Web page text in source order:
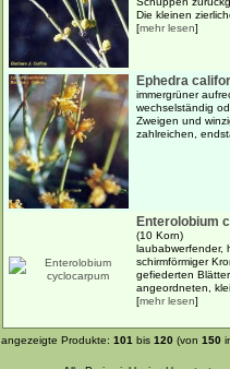
Die kleinen
[mehr lesen]
Ephedra
immergrüner
wechselständig
Zweigen und
zahlreichen,
Enterolobium
(10 Korn)
laubabwerfender,
schirmförmiger
gefiederten
angeordneten,
[mehr lesen]
angezeigte Produkte: 101 bis 120 (von 150